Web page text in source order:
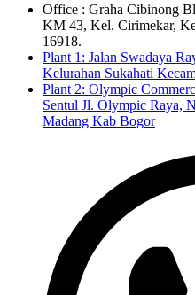
Office : Graha Cibinong
KM 43, Kel. Cirimekar,
16918.
Plant 1: Jalan Swadaya
Kelurahan Sukahati
Plant 2: Olympic
Sentul Jl. Olympic Raya,
Madang Kab Bogor